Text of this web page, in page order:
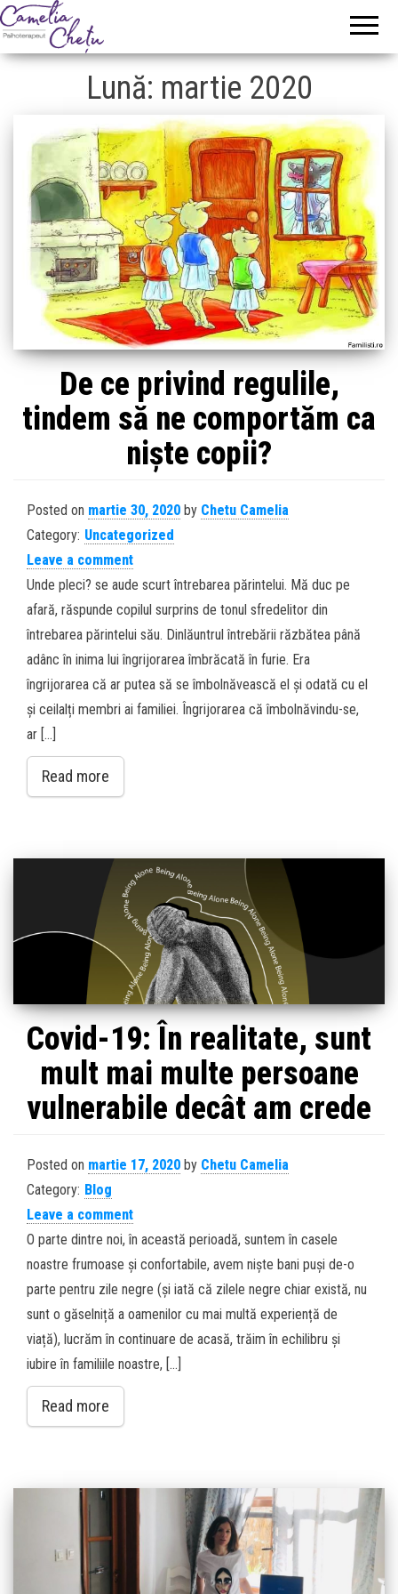
Lună: martie 2020
De ce privind regulile,
tindem să ne comportăm ca
niște copii?
Posted on martie 30, 2020 by Chetu Camelia
Category: Uncategorized
Leave a comment
Unde pleci? se aude scurt întrebarea părintelui. Mă duc pe
afară, răspunde copilul surprins de tonul sfredelitor din
întrebarea părintelui său. Dinlăuntrul întrebării răzbătea până
adânc în inima lui îngrijorarea îmbrăcată în furie. Era
îngrijorarea că ar putea să se îmbolnăvească el și odată cu el
și ceilalți membri ai familiei. Îngrijorarea că îmbolnăvindu-se,
ar […]
Read more
Covid-19: În realitate, sunt
mult mai multe persoane
vulnerabile decât am crede
Posted on martie 17, 2020 by Chetu Camelia
Category: Blog
Leave a comment
O parte dintre noi, în această perioadă, suntem în casele
noastre frumoase și confortabile, avem niște bani puși de-o
parte pentru zile negre (și iată că zilele negre chiar există, nu
sunt o găselniță a oamenilor cu mai multă experiență de
viață), lucrăm în continuare de acasă, trăim în echilibru și
iubire în familiile noastre, […]
Read more